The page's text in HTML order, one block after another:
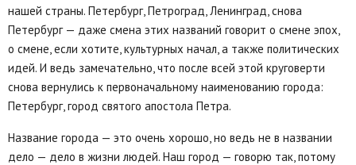
нашей страны. Петербург, Петроград, Ленинград, снова
Петербург — даже смена этих названий говорит о смене эпох,
о смене, если хотите, культурных начал, а также политических
идей. И ведь замечательно, что после всей этой круговерти
снова вернулись к первоначальному наименованию города:
Петербург, город святого апостола Петра.
Название города — это очень хорошо, но ведь не в названии
дело — дело в жизни людей. Наш город — говорю так, потому